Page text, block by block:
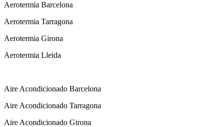
Aerotermia Barcelona
Aerotermia Tarragona
Aerotermia Girona
Aerotermia Lleida
Aire Acondicionado Barcelona
Aire Acondicionado Tarragona
Aire Acondicionado Girona